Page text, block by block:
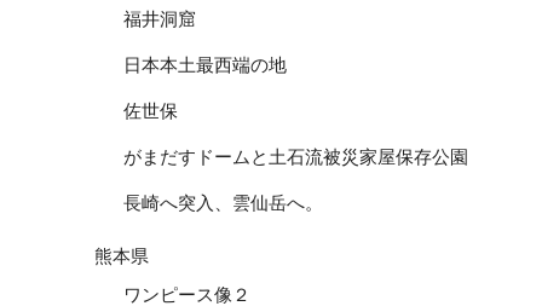
福井洞窟
日本本土最西端の地
佐世保
がまだすドームと土石流被災家屋保存公園
長崎へ突入、雲仙岳へ。
熊本県
ワンピース像２